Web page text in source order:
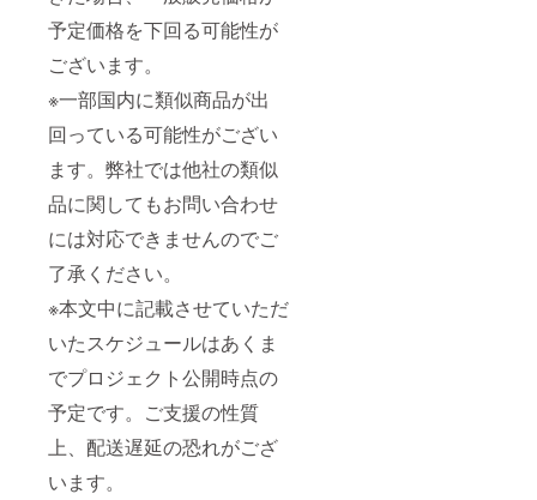
予定価格を下回る可能性が
ございます。
※一部国内に類似商品が出
回っている可能性がござい
ます。弊社では他社の類似
品に関してもお問い合わせ
には対応できませんのでご
了承ください。
※本文中に記載させていただ
いたスケジュールはあくま
でプロジェクト公開時点の
予定です。ご支援の性質
上、配送遅延の恐れがござ
います。